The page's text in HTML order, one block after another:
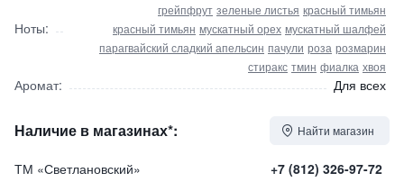
Ноты:
грейпфрут зеленые листья красный тимьян
красный тимьян мускатный орех мускатный шалфей
парагвайский сладкий апельсин пачули роза розмарин
стиракс тмин фиалка хвоя
Аромат: Для всех
Наличие в магазинах*: Найти магазин
ТМ «Светлановский»
+7 (812) 326-97-72